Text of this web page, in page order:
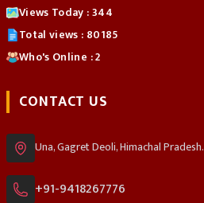
Views Today : 344
Total views : 80185
Who's Online : 2
CONTACT US
Una, Gagret Deoli, Himachal Pradesh.
+91-9418267776